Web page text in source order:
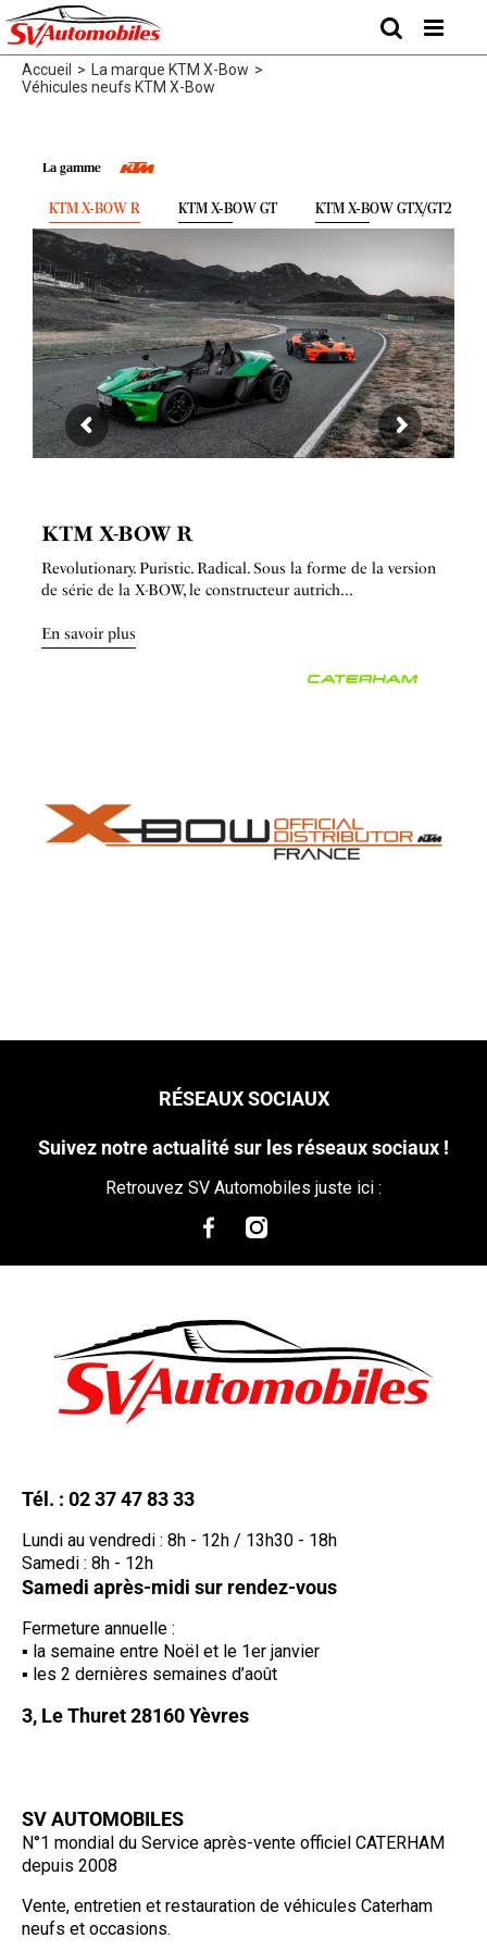
Skip
to
content
Accueil > La marque KTM X-Bow >
Véhicules neufs KTM X-Bow
La gamme
KTM X-BOW R KTM X-BOW GT KTM X-BOW GTX/GT2
KTM X-BOW R
Revolutionary. Puristic. Radical. Sous la forme de la version
de série de la X-BOW, le constructeur autrich...
En savoir plus
RÉSEAUX SOCIAUX
Suivez notre actualité sur les réseaux sociaux !
Retrouvez SV Automobiles juste ici :
Tél. : 02 37 47 83 33
Lundi au vendredi : 8h - 12h / 13h30 - 18h
Samedi : 8h - 12h
Samedi après-midi sur rendez-vous
Fermeture annuelle :
la semaine entre Noël et le 1er janvier
les 2 dernières semaines d’août
3, Le Thuret 28160 Yèvres
SV AUTOMOBILES
N°1 mondial du Service après-vente officiel CATERHAM
depuis 2008
Vente, entretien et restauration de véhicules Caterham
neufs et occasions.